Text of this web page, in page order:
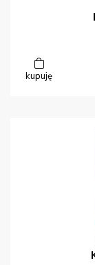
kupuję